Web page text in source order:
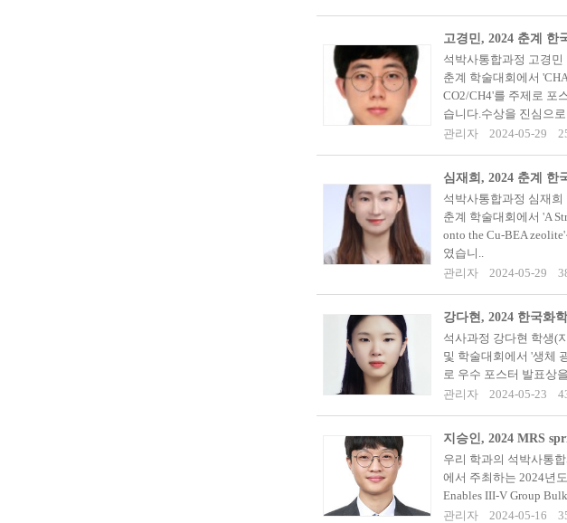
고경민, 2024 춘계 한
석박사통합과정 고경
춘계 학술대회에서
CO2/CH4'를 주제로 포
습니다.수상을 진심으로
관리자
2024-05-29
심재희, 2024 춘계 한
석박사통합과정 심재
춘계 학술대회에서 'A
onto the Cu-BEA
였습니..
관리자
2024-05-29
강다현, 2024 한국화
석사과정 강다현 학생(
및 학술대회에서 '생체
로 우수 포스터 발표상
관리자
2024-05-23
지승인, 2024 MRS
우리 학과의 석박사통
에서 주최하는 2024년
Enables III-V Group
관리자
2024-05-16